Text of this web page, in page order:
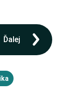
Ďalej